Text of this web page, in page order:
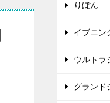
りぼん
イブニン
ウルトラ
グランド